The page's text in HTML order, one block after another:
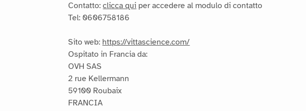
Contatto:clicca qui per accedere al modulo di contatto
Tel: 0606758186
Sito web: https://vittascience.com/
Ospitato in Francia da:
OVH SAS
2 rue Kellermann
59100 Roubaix
FRANCIA